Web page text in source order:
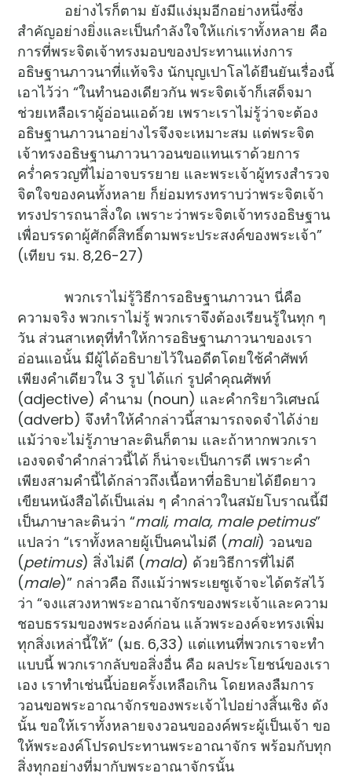
อย่างไรก็ตาม ยังมีแง่มุมอีกอย่างหนึ่งซึ่ง
สำคัญอย่างยิ่งและเป็นกำลังใจให้แก่เราทั้งหลาย คือ
การที่พระจิตเจ้าทรงมอบของประทานแห่งการ
อธิษฐานภาวนาที่แท้จริง นักบุญเปาโลได้ยืนยันเรื่องนี้
เอาไว้ว่า “ในทำนองเดียวกัน พระจิตเจ้าก็เสด็จมา
ช่วยเหลือเราผู้อ่อนแอด้วย เพราะเราไม่รู้ว่าจะต้อง
อธิษฐานภาวนาอย่างไรจึงจะเหมาะสม แต่พระจิต
เจ้าทรงอธิษฐานภาวนาวอนขอแทนเราด้วยการ
คร่ำครวญที่ไม่อาจบรรยาย และพระเจ้าผู้ทรงสำรวจ
จิตใจของคนทั้งหลาย ก็ย่อมทรงทราบว่าพระจิตเจ้า
ทรงปรารถนาสิ่งใด เพราะว่าพระจิตเจ้าทรงอธิษฐาน
เพื่อบรรดาผู้ศักดิ์สิทธิ์ตามพระประสงค์ของพระเจ้า”
(เทียบ รม. 8,26-27)
พวกเราไม่รู้วิธีการอธิษฐานภาวนา นี่คือ
ความจริง พวกเราไม่รู้ พวกเราจึงต้องเรียนรู้ในทุก ๆ
วัน ส่วนสาเหตุที่ทำให้การอธิษฐานภาวนาของเรา
อ่อนแอนั้น มีผู้ได้อธิบายไว้ในอดีตโดยใช้คำศัพท์
เพียงคำเดียวใน 3 รูป ได้แก่ รูปคำคุณศัพท์
(adjective) คำนาม (noun) และคำกริยาวิเศษณ์
(adverb) จึงทำให้คำกล่าวนี้สามารถจดจำได้ง่าย
แม้ว่าจะไม่รู้ภาษาละตินก็ตาม และถ้าหากพวกเรา
เองจดจำคำกล่าวนี้ได้ ก็น่าจะเป็นการดี เพราะคำ
เพียงสามคำนี้ได้กล่าวถึงเนื้อหาที่อธิบายได้ยืดยาว
เขียนหนังสือได้เป็นเล่ม ๆ คำกล่าวในสมัยโบราณนี้มี
เป็นภาษาละตินว่า “mali, mala, male petimus”
แปลว่า “เราทั้งหลายผู้เป็นคนไม่ดี (mali) วอนขอ
(petimus) สิ่งไม่ดี (mala) ด้วยวิธีการที่ไม่ดี
(male)” กล่าวคือ ถึงแม้ว่าพระเยซูเจ้าจะได้ตรัสไว้
ว่า “จงแสวงหาพระอาณาจักรของพระเจ้าและความ
ชอบธรรมของพระองค์ก่อน แล้วพระองค์จะทรงเพิ่ม
ทุกสิ่งเหล่านี้ให้” (มธ. 6,33) แต่แทนที่พวกเราจะทำ
แบบนี้ พวกเรากลับขอสิ่งอื่น คือ ผลประโยชน์ของเรา
เอง เราทำเช่นนี้บ่อยครั้งเหลือเกิน โดยหลงลืมการ
วอนขอพระอาณาจักรของพระเจ้าไปอย่างสิ้นเชิง ดัง
นั้น ขอให้เราทั้งหลายจงวอนขอองค์พระผู้เป็นเจ้า ขอ
ให้พระองค์โปรดประทานพระอาณาจักร พร้อมกับทุก
สิ่งทุกอย่างที่มากับพระอาณาจักรนั้น